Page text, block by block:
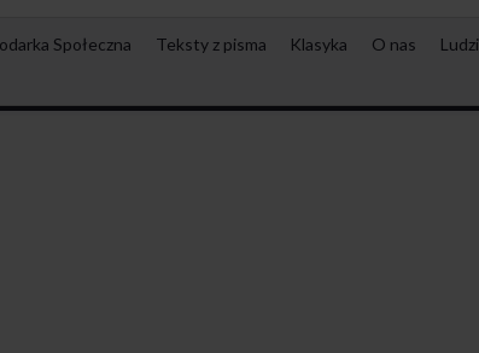
Społeczna Teksty z pisma Klasyka O nas